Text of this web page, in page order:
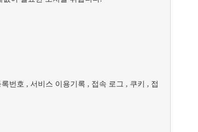
번호 , 서비스 이용기록 , 접속 로그 , 쿠키 , 접